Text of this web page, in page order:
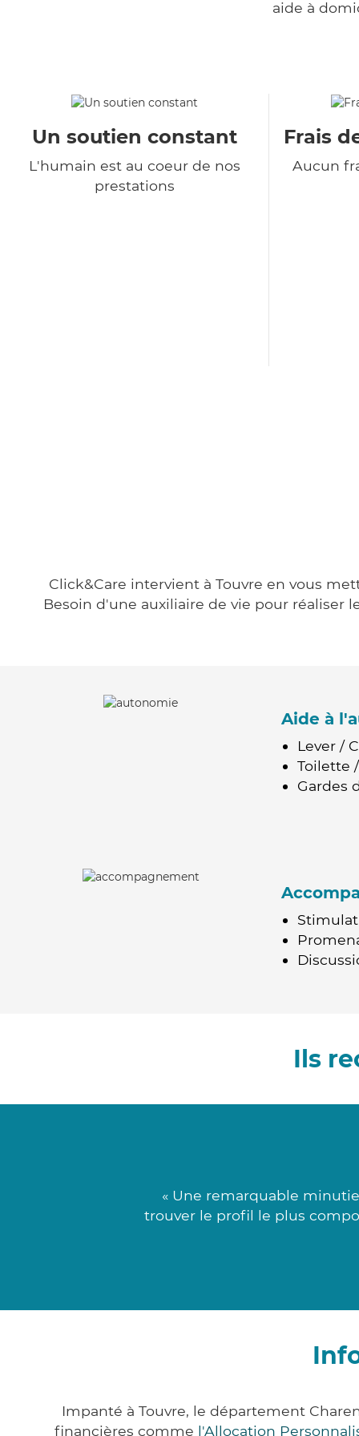
aide à
Un soutien constant
L'humain est au coeur de nos
prestations
Frais
Aucun
Click&Care intervient à Touvre en vous
Besoin d'une auxiliaire de vie pour réaliser
Aide à
Lever /
Toilette
Gardes
Ils
« Une remarquable
trouver le profil le plus
Impanté à Touvre, le département
financières comme l'Allocation